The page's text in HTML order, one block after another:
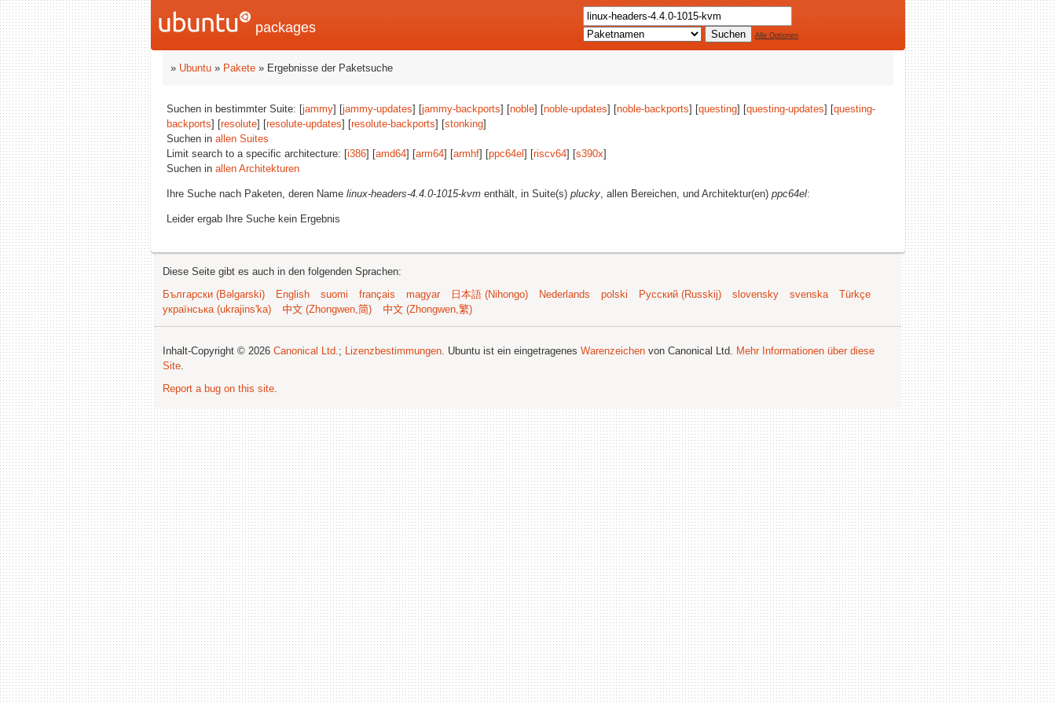
packages Alle Optionen
» Ubuntu » Pakete » Ergebnisse der Paketsuche
Suchen in bestimmter Suite: [jammy] [jammy-updates] [jammy-backports] [noble] [noble-updates] [noble-backports] [questing] [questing-updates] [questing-
backports] [resolute] [resolute-updates] [resolute-backports] [stonking]
Suchen in allen Suites
Limit search to a specific architecture: [i386] [amd64] [arm64] [armhf] [ppc64el ] [riscv64] [s390x]
Suchen in allen Architekturen
Ihre Suche nach Paketen, deren Name linux-headers-4.4.0-1015-kvm enthält, in Suite(s) plucky, allen Bereichen, und Architektur(en) ppc64el:
Leider ergab Ihre Suche kein Ergebnis
Diese Seite gibt es auch in den folgenden Sprachen:
Български (Bəlgarski)
English suomi français magyar 日本語 (Nihongo) Nederlands polski Русский (Russkij) slovensky svenska
Türkçe
українська (ukrajins'ka)
中文 (Zhongwen,简) 中文 (Zhongwen,繁)
Inhalt-Copyright © 2026 Canonical Ltd.; Lizenzbestimmungen. Ubuntu ist ein eingetragenes Warenzeichen von Canonical Ltd. Mehr Informationen über diese
Site.
Report a bug on this site.